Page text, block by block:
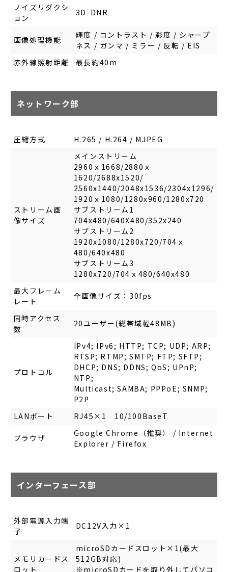
ノイズリダクシ
ョン
3D-DNR
画像処理機能
輝度 / コントラスト / 彩度 / シャープ
ネス / ガンマ / ミラー / 反転 / EIS
赤外線照射距離
最長約40m
ネットワーク部
圧縮方式 H.265 / H.264 / MJPEG
ストリーム画
像サイズ
メインストリーム
2960ｘ1668/2880ｘ
1620/2688x1520/
2560x1440/2048x1536/2304x1296/
1920ｘ1080/1280x960/1280x720
サブストリーム1
704x480/640X480/352x240
サブストリーム2
1920x1080/1280x720/704ｘ
480/640x480
サブストリーム3
1280x720/704ｘ480/640x480
最大フレーム
レート
全画像サイズ：30fps
同時アクセス
数
20ユーザー(総帯域幅48MB)
プロトコル
IPv4; IPv6; HTTP; TCP; UDP; ARP;
RTSP; RTMP; SMTP; FTP; SFTP;
DHCP; DNS; DDNS; QoS; UPnP;
NTP;
Multicast; SAMBA; PPPoE; SNMP;
P2P
LANポート
RJ45×1 10/100BaseT
ブラウザ
Google Chrome（推奨） / Internet
Explorer / Firefox
インターフェース部
外部電源入力端
子
DC12V入力×1
メモリカードス
ロット
microSDカードスロット×1(最大
512GB対応)
※microSDカードを取り外してパソコ